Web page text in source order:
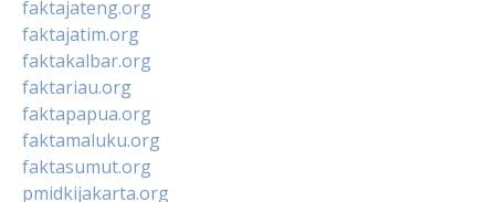
faktajateng.org
faktajatim.org
faktakalbar.org
faktariau.org
faktapapua.org
faktamaluku.org
faktasumut.org
pmidkijakarta.org